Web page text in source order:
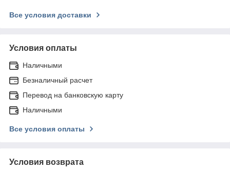
Все условия доставки
Условия оплаты
Наличными
Безналичный расчет
Перевод на банковскую карту
Наличными
Все условия оплаты
Условия возврата